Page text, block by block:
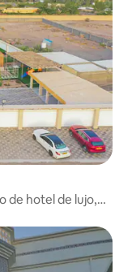
de hotel de lujo,